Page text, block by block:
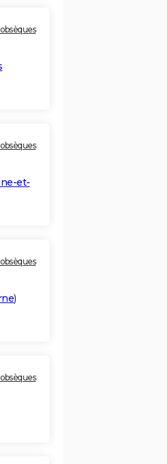
et-
)